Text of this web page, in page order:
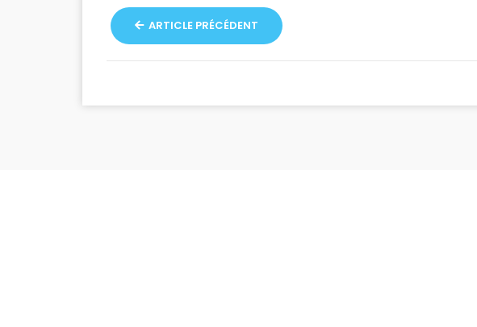
ARTICLE PRÉCÉDENT